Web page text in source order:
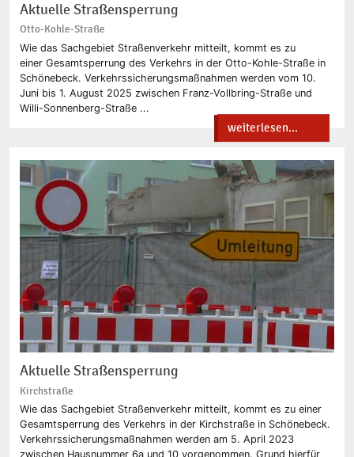
Aktuelle Straßensperrung
Otto-Kohle-Straße
Wie das Sachgebiet Straßenverkehr mitteilt, kommt es zu
einer Gesamtsperrung des Verkehrs in der Otto-Kohle-Straße in
Schönebeck. Verkehrssicherungsmaßnahmen werden vom 10.
Juni bis 1. August 2025 zwischen Franz-Vollbring-Straße und
Willi-Sonnenberg-Straße ...
weiterlesen...
Aktuelle Straßensperrung
Kirchstraße
Wie das Sachgebiet Straßenverkehr mitteilt, kommt es zu einer
Gesamtsperrung des Verkehrs in der Kirchstraße in Schönebeck.
Verkehrssicherungsmaßnahmen werden am 5. April 2023
zwischen Hausnummer 6a und 10 vorgenommen. Grund hierfür